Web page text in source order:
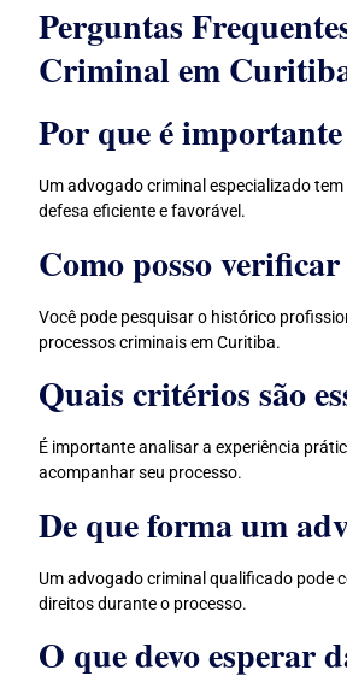
Perguntas
Criminal em
Por que é
Um advogado criminal especializado
defesa eficiente e favorável.
Como posso
Você pode pesquisar o histórico
processos criminais em Curitiba.
Quais critérios são
É importante analisar a experiência
acompanhar seu processo.
De que forma um
Um advogado criminal qualificado pode
direitos durante o processo.
O que devo esperar